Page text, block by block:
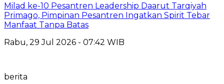
Milad ke-10 Pesantren Leadership Daarut Tarqiyah
Primago, Pimpinan Pesantren Ingatkan Spirit Tebar
Manfaat Tanpa Batas
Rabu, 29 Jul 2026 - 07:42 WIB
berita